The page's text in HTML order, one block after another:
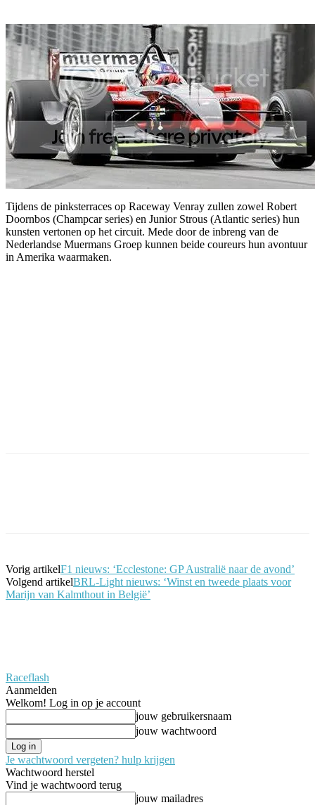
Tijdens de pinksterraces op Raceway Venray zullen zowel Robert
Doornbos (Champcar series) en Junior Strous (Atlantic series) hun
kunsten vertonen op het circuit. Mede door de inbreng van de
Nederlandse Muermans Groep kunnen beide coureurs hun avontuur
in Amerika waarmaken.
Vorig artikelF1 nieuws: ‘Ecclestone: GP Australië naar de avond’
Volgend artikelBRL-Light nieuws: ‘Winst en tweede plaats voor
Marijn van Kalmthout in België’
Raceflash
Aanmelden
Welkom! Log in op je account
jouw gebruikersnaam
jouw wachtwoord
Je wachtwoord vergeten? hulp krijgen
Wachtwoord herstel
Vind je wachtwoord terug
jouw mailadres